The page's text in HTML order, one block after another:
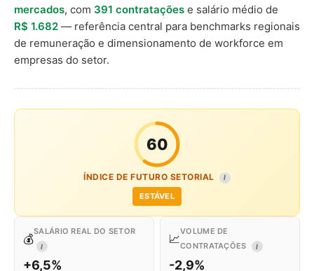
mercados, com 391 contratações e salário médio de
R$ 1.682 — referência central para benchmarks regionais
de remuneração e dimensionamento de workforce em
empresas do setor.
60
ÍNDICE DE FUTURO SETORIAL I
ESTÁVEL
💰
SALÁRIO REAL DO SETOR
I
+6,5%
📈
VOLUME DE
CONTRATAÇÕES
I
-2,9%